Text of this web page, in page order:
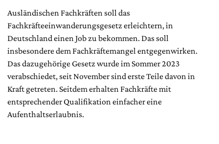
Ausländischen Fachkräften soll das
Fachkräfteeinwanderungsgesetz erleichtern, in
Deutschland einen Job zu bekommen. Das soll
insbesondere dem Fachkräftemangel entgegenwirken.
Das dazugehörige Gesetz wurde im Sommer 2023
verabschiedet, seit November sind erste Teile davon in
Kraft getreten. Seitdem erhalten Fachkräfte mit
entsprechender Qualifikation einfacher eine
Aufenthaltserlaubnis.